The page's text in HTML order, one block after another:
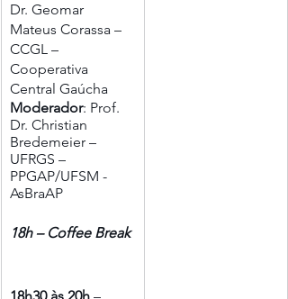
Dr. Geomar
Mateus Corassa –
CCGL –
Cooperativa
Central Gaúcha
Moderador: Prof.
Dr. Christian
Bredemeier –
UFRGS –
PPGAP/UFSM -
AsBraAP
18h – Coffee Break